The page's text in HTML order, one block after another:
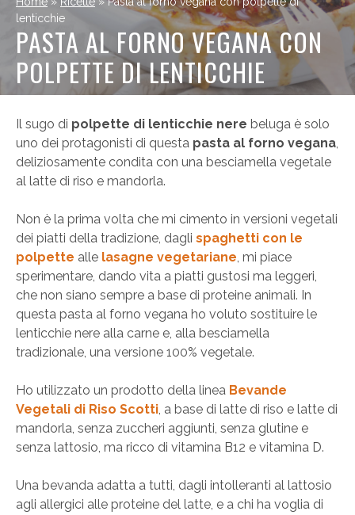
lenticchie
PASTA AL FORNO VEGANA CON
POLPETTE DI LENTICCHIE
Il sugo di polpette di lenticchie nere beluga è solo
uno dei protagonisti di questa pasta al forno vegana,
deliziosamente condita con una besciamella vegetale
al latte di riso e mandorla.
Non è la prima volta che mi cimento in versioni vegetali
dei piatti della tradizione, dagli spaghetti con le
polpette alle lasagne vegetariane, mi piace
sperimentare, dando vita a piatti gustosi ma leggeri,
che non siano sempre a base di proteine animali. In
questa pasta al forno vegana ho voluto sostituire le
lenticchie nere alla carne e, alla besciamella
tradizionale, una versione 100% vegetale.
Ho utilizzato un prodotto della linea Bevande
Vegetali di Riso Scotti, a base di latte di riso e latte di
mandorla, senza zuccheri aggiunti, senza glutine e
senza lattosio, ma ricco di vitamina B12 e vitamina D.
Una bevanda adatta a tutti, dagli intolleranti al lattosio
agli allergici alle proteine del latte, e a chi ha voglia di